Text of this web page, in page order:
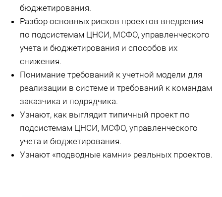
бюджетирования.
Разбор основных рисков проектов внедрения
по подсистемам ЦНСИ, МСФО, управленческого
учета и бюджетирования и способов их
снижения.
Понимание требований к учетной модели для
реализации в системе и требований к командам
заказчика и подрядчика.
Узнают, как выглядит типичный проект по
подсистемам ЦНСИ, МСФО, управленческого
учета и бюджетирования.
Узнают «подводные камни» реальных проектов.